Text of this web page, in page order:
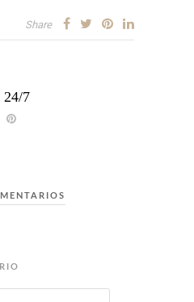
Share
24/7